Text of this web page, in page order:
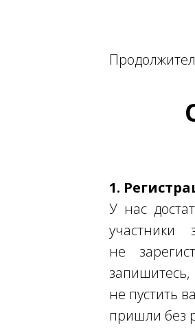
1.
У нас
не
не пустить
пришли без